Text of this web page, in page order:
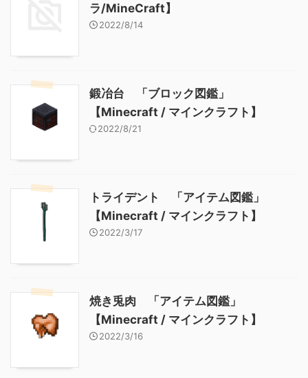
ラ/MineCraft】
2022/8/14
鍛冶台 「ブロック図鑑」
【Minecraft / マインクラフト】
2022/8/21
トライデント 「アイテム図鑑」
【Minecraft / マインクラフト】
2022/3/17
焼き兎肉 「アイテム図鑑」
【Minecraft / マインクラフト】
2022/3/16